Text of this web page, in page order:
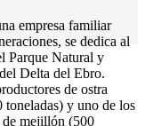
empresa familiar
se dedica al
Parque Natural y
Delta del Ebro.
de ostra
toneladas) y uno de los
mejillón (500